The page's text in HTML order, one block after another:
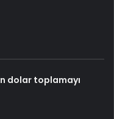
dolar toplamayı